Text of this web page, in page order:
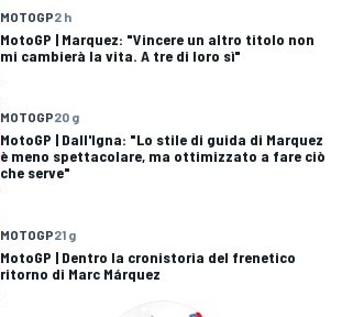
MOTOGP2 h
MotoGP | Marquez: "Vincere un altro titolo non
mi cambierà la vita. A tre di loro sì"
MOTOGP20 g
MotoGP | Dall'Igna: "Lo stile di guida di Marquez
è meno spettacolare, ma ottimizzato a fare ciò
che serve"
MOTOGP21 g
MotoGP | Dentro la cronistoria del frenetico
ritorno di Marc Márquez